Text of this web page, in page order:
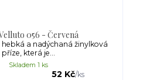
056 - Červená
hebká a nadýchaná žinylková
příze, která je...
52 Kč/ks
Skladem 1 ks